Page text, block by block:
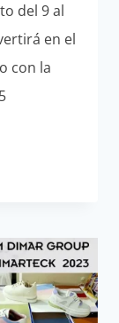
del 9 al
en el
con la